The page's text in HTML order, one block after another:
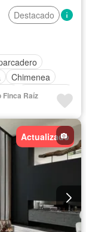
Destacado
Chimenea
Gas natural
Finca Raíz
Actualizado